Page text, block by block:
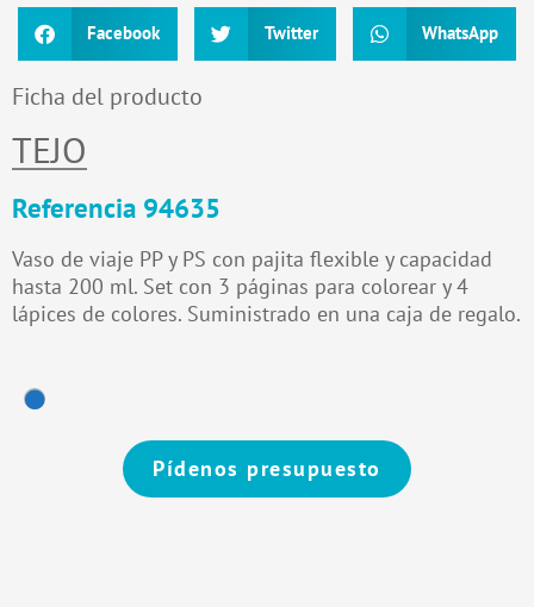
Facebook Twitter WhatsApp
Ficha del producto
TEJO
Referencia 94635
Vaso de viaje PP y PS con pajita flexible y capacidad
hasta 200 ml. Set con 3 páginas para colorear y 4
lápices de colores. Suministrado en una caja de regalo.
Pídenos presupuesto